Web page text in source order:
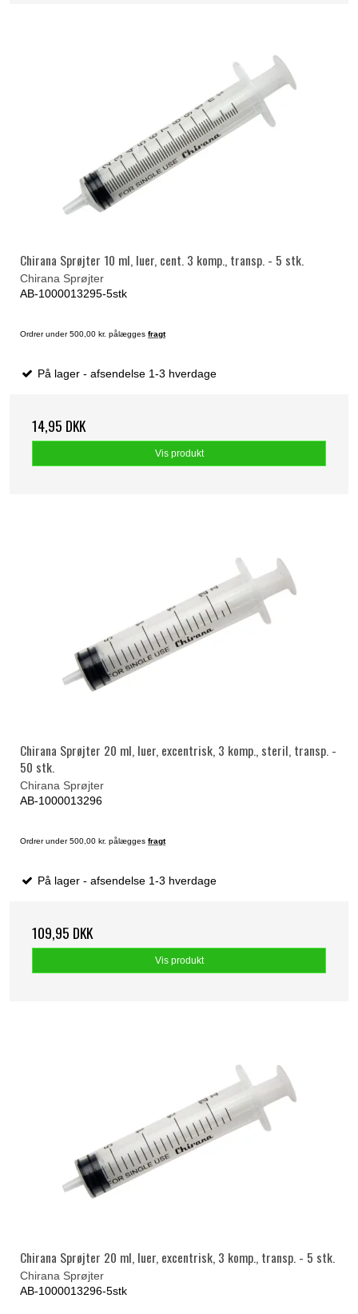
Chirana Sprøjter 10 ml, luer, cent. 3 komp., transp. - 5 stk.
Chirana Sprøjter
AB-1000013295-5stk
Ordrer under 500,00 kr. pålægges fragt
På lager - afsendelse 1-3 hverdage
14,95 DKK
Vis produkt
Chirana Sprøjter 20 ml, luer, excentrisk, 3 komp., steril, transp. -
50 stk.
Chirana Sprøjter
AB-1000013296
Ordrer under 500,00 kr. pålægges fragt
På lager - afsendelse 1-3 hverdage
109,95 DKK
Vis produkt
Chirana Sprøjter 20 ml, luer, excentrisk, 3 komp., transp. - 5 stk.
Chirana Sprøjter
AB-1000013296-5stk